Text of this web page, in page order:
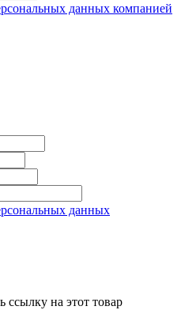
данных компанией
данных
ссылку на этот товар